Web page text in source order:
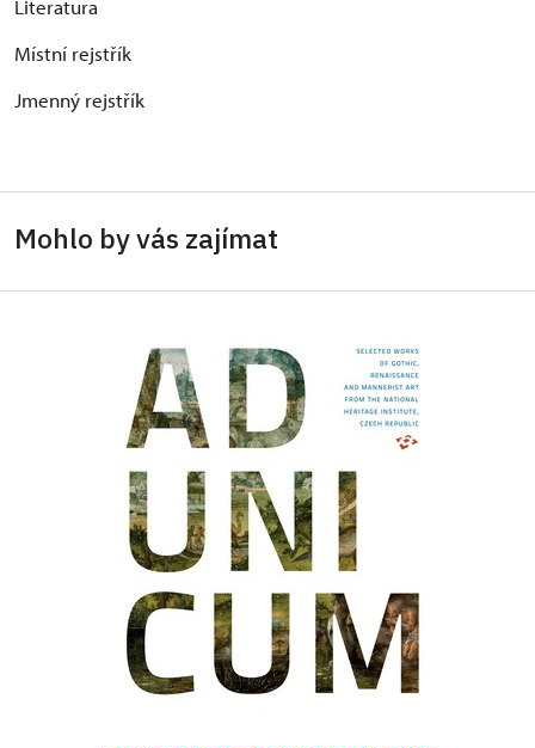
Literatura
Místní rejstřík
Jmenný rejstřík
Mohlo by vás zajímat